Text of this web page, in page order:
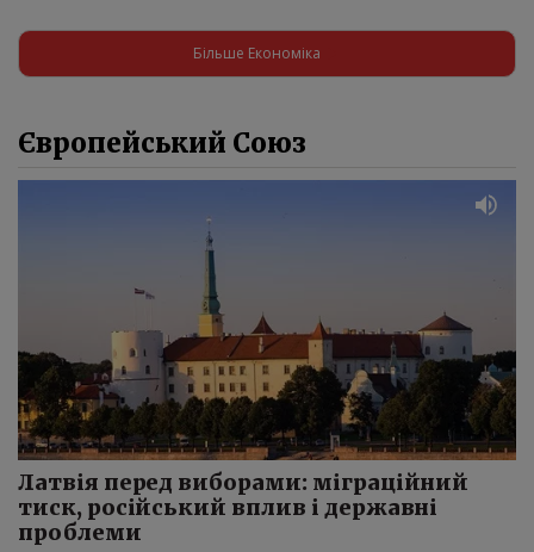
Більше Економіка
Європейський Союз
Латвія перед виборами: міграційний
тиск, російський вплив і державні
проблеми